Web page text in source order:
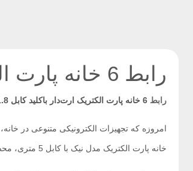
رابط 6 خانه پارت الکتریک ارت‌دار باکلید کابل 5 متری مدل نیک
رابط 6 خانه پارت الکتریک ارت‌دار باکلید کابل 1.8 متری مدل نیک،
خانه پارت الکتریک مدل نیک با کابل 5 متری، محصولی هوشمند با کیفیت ساخت بالا و ویژگی ایمنی کامل است که برای مصارف حرفه‌ای و خانگی طراحی شده‌است.